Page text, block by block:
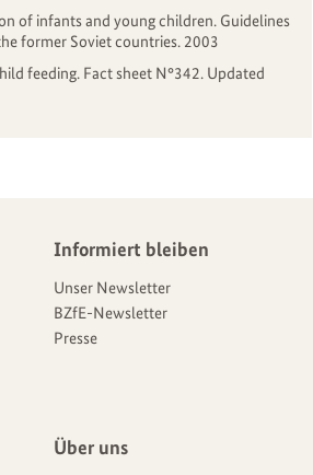
of infants and young children. Guidelines
former Soviet countries. 2003
feeding. Fact sheet N°342. Updated
Informiert bleiben
Unser Newsletter
BZfE-Newsletter
Presse
Über uns